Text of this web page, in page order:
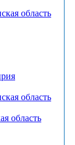
область
область
область